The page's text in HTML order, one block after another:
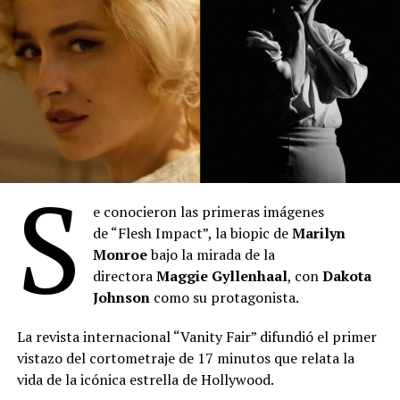
Comparte esto:
“Toy Story 5”: Se posicionó en el primer lugar del
mes con 2.027.345 espectadores durante julio. La
película de Disney-Pixar acumula 3.613.307
entradas desde su estreno el 18 de junio,
va del año. Lideró el ranking semanal todo el mes
hasta el estreno de “Spider-Man: Un nuevo día”. Es
la película más taquillera de 2026.
S
e conocieron las primeras imágenes
de “Flesh Impact”, la biopic deMarilyn
Monroebajo la mirada de la
directoraMaggie Gyllenhaal, conDakota
Johnson como su protagonista.
La revista internacional “Vanity Fair” difundió el primer
vistazo del cortometraje de 17 minutos que relata la
vida de la icónica estrella de Hollywood.